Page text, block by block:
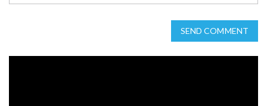
SEND COMMENT